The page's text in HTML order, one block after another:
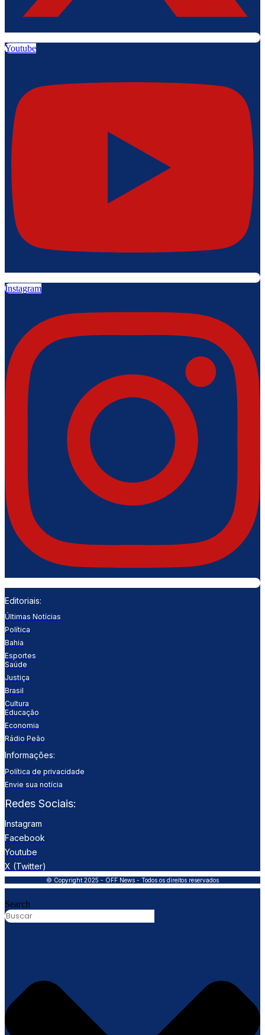
Youtube
Instagram
Editoriais:
Últimas Notícias
Política
Bahia
Esportes
Saúde
Justiça
Brasil
Cultura
Educação
Economia
Rádio Peão
Informações:
Política de privacidade
Envie sua notícia
Redes Sociais:
Instagram
Facebook
Youtube
X (Twitter)
© Copyright 2025 - OFF News - Todos os direitos reservados
Search